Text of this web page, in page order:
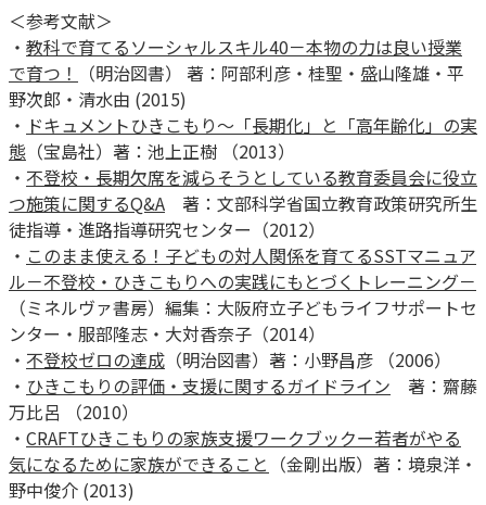
＜参考文献＞
・ 教科で育てるソーシャルスキル40－本物の力は良い授業
で育つ！
（明治図書） 著：阿部利彦・桂聖・盛山隆雄・平
野次郎・清水由 (2015)
・ ドキュメントひきこもり〜「長期化」と「高年齢化」の実
態 （宝島社）著：池上正樹 （2013）
・ 不登校・長期欠席を減らそうとしている教育委員会に役立
つ施策に関するQ&A 著：文部科学省国立教育政策研究所生
徒指導・進路指導研究センター（2012）
・ このまま使える！子どもの対人関係を育てるSSTマニュア
ル－不登校・ひきこもりへの実践にもとづくトレーニング－
（ミネルヴァ書房）編集：大阪府立子どもライフサポートセ
ンター・服部隆志・大対香奈子（2014）
・ 不登校ゼロの達成 （明治図書）著：小野昌彦 （2006）
・ ひきこもりの評価・支援に関するガイドライン 著：齋藤
万比呂 （2010）
・ CRAFTひきこもりの家族支援ワークブックー若者がやる
気になるために家族ができること （金剛出版）著：境泉洋・
野中俊介 (2013)